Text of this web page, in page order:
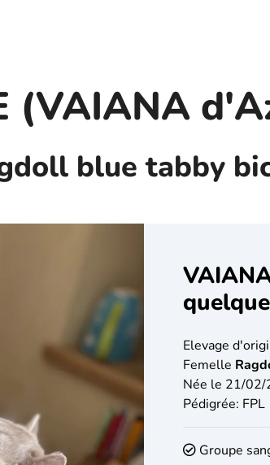
(VAIANA
blue tabby
Elevage
Femelle
Née le 21/02/
Pédigrée: FPL
Groupe